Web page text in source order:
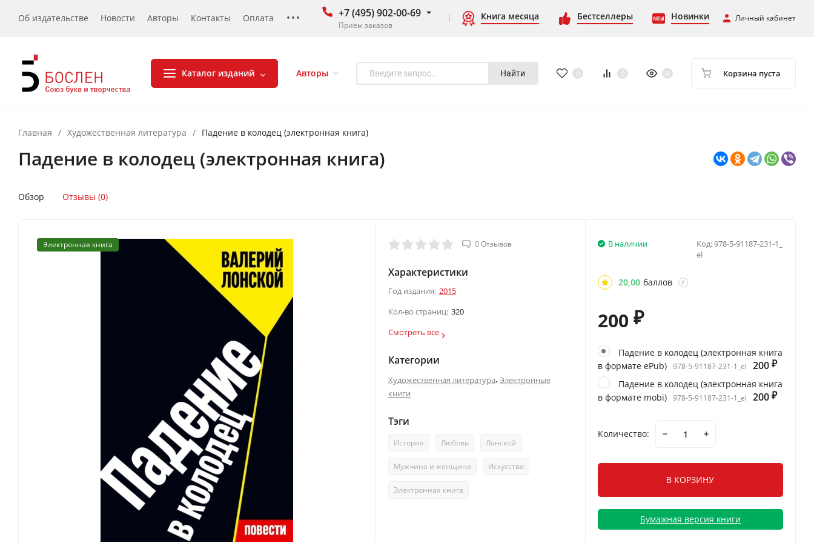
Об издательстве Новости Авторы Контакты Оплата +7 (495) 902-00-69
Прием заказов
Книга месяца Бестселлеры Новинки Личный кабинет
Каталог изданий Авторы Найти 0 0 0 Корзина пуста
Главная / Художественная литература / Падение в колодец (электронная книга)
Падение в колодец (электронная книга)
Обзор Отзывы (0)
Электронная книга 0 Отзывов
Характеристики
Год издания: 2015
Кол-во страниц: 320
Смотреть все
Категории
Художественная литература, Электронные
книги
Тэги
История Любовь Лонской
Мужчина и женщина Искусство
Электронная книга
Код:978-5-91187-231-1_
el
В наличии
20,00 баллов ?
200 ₽
Падение в колодец (электронная книга
в формате ePub) 978-5-91187-231-1_el 200 ₽
Падение в колодец (электронная книга
в формате mobi) 978-5-91187-231-1_el 200 ₽
Количество:
В КОРЗИНУ
Бумажная версия книги